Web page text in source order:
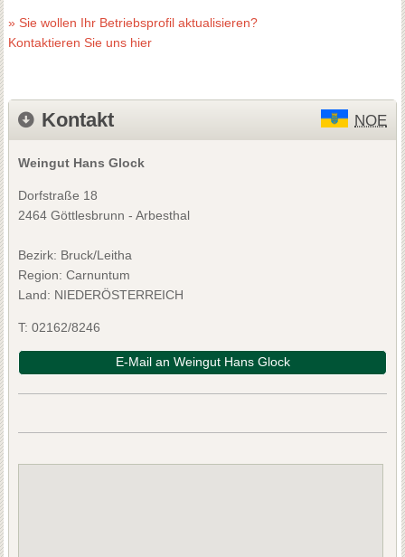
» Sie wollen Ihr Betriebsprofil aktualisieren?
Kontaktieren Sie uns hier
Kontakt NOE
Weingut Hans Glock
Dorfstraße 18
2464 Göttlesbrunn - Arbesthal
Bezirk: Bruck/Leitha
Region: Carnuntum
Land: NIEDERÖSTERREICH
T: 02162/8246
E-Mail an Weingut Hans Glock